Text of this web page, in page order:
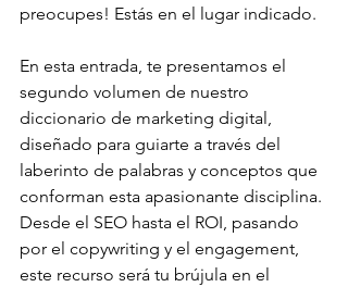
preocupes! Estás en el lugar indicado.
En esta entrada, te presentamos el
segundo volumen de nuestro
diccionario de marketing digital,
diseñado para guiarte a través del
laberinto de palabras y conceptos que
conforman esta apasionante disciplina.
Desde el SEO hasta el ROI, pasando
por el copywriting y el engagement,
este recurso será tu brújula en el